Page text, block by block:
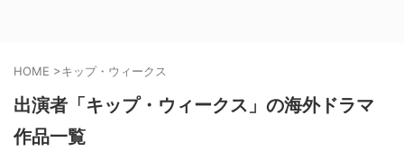
HOME >キップ・ウィークス
出演者「キップ・ウィークス」の海外ドラマ
作品一覧